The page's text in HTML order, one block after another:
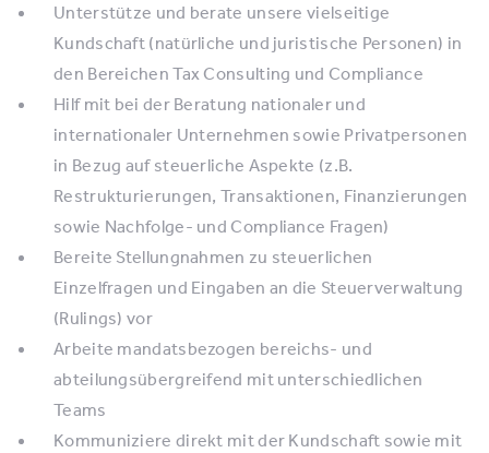
Unterstütze und berate unsere vielseitige
Kundschaft (natürliche und juristische Personen) in
den Bereichen Tax Consulting und Compliance
Hilf mit bei der Beratung nationaler und
internationaler Unternehmen sowie Privatpersonen
in Bezug auf steuerliche Aspekte (z.B.
Restrukturierungen, Transaktionen, Finanzierungen
sowie Nachfolge- und Compliance Fragen)
Bereite Stellungnahmen zu steuerlichen
Einzelfragen und Eingaben an die Steuerverwaltung
(Rulings) vor
Arbeite mandatsbezogen bereichs- und
abteilungsübergreifend mit unterschiedlichen
Teams
Kommuniziere direkt mit der Kundschaft sowie mit